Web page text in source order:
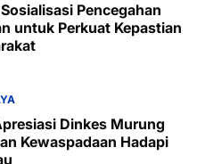
Pencegahan
untuk Perkuat Kepastian
Dinkes Murung
Kewaspadaan Hadapi